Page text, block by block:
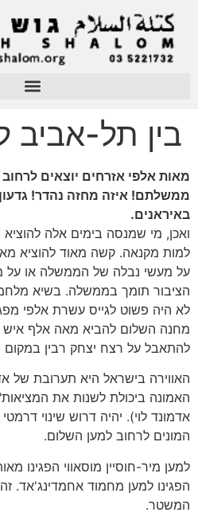
בין תל-אביב
מאות אלפי אזרחים יוצאים
ממשלתם! איזה מחזה נהדר!
באיראנים.
ואכן, מי שמנסה בימים אלה להוציא
למות מקנאה. קשה מאוד להוציא
על מעשי נבלה של הממשלה או על
הציבור תומך בממשלה. בשיא
לא היה פשוט לגייס עשרת אלפי
מחנה השלום להביא מאה אלף איש
להתאבל על רצח יצחק רבין במקום
האווירה בישראל היא תערובת של
האמונה ביכולת לשנות את
אדמונד לוי). יהיה דרוש שינוי
המונים לרחוב למען השלום.
למען מיר-חוסיין מוסאווי הפגינו
הפגינו למען מחמוד אחמדינג'אד.
המשטר.